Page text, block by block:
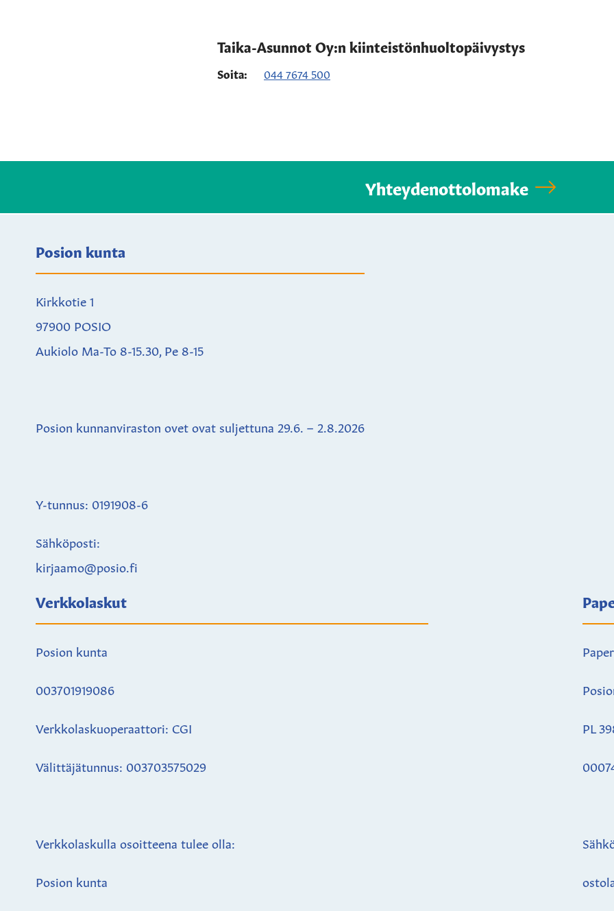
Taika-Asunnot Oy:n kiinteistönhuoltopäivystys
Soita: 044 7674 500
Yhteydenottolomake
Posion kunta
Kirkkotie 1
97900 POSIO
Aukiolo Ma-To 8-15.30, Pe 8-15
Posion kunnanviraston ovet ovat suljettuna 29.6. – 2.8.2026
Y-tunnus: 0191908-6
Sähköposti:
kirjaamo@posio.fi
Verkkolaskut
Posion kunta
003701919086
Verkkolaskuoperaattori: CGI
Välittäjätunnus: 003703575029
Verkkolaskulla osoitteena tulee olla:
Posion kunta
PL